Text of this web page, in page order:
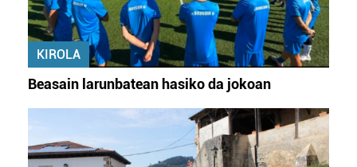
KIROLA
Beasain larunbatean hasiko da jokoan